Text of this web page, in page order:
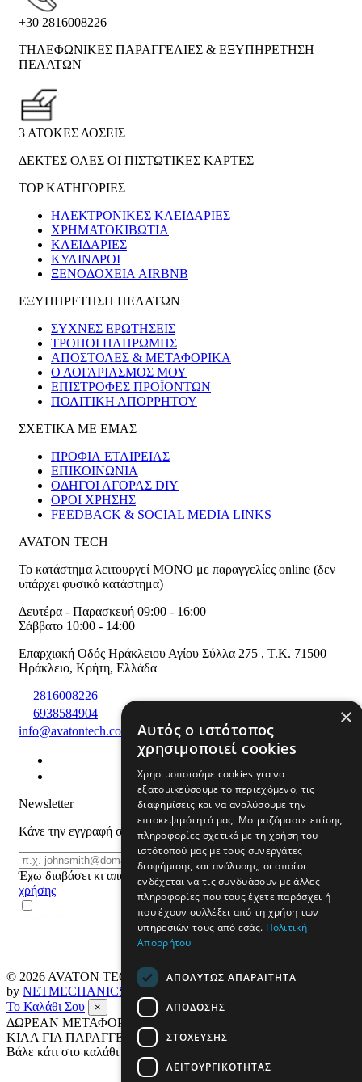
+30 2816008226
ΤΗΛΕΦΩΝΙΚΕΣ ΠΑΡΑΓΓΕΛΙΕΣ & ΕΞΥΠΗΡΕΤΗΣΗ
ΠΕΛΑΤΩΝ
3 ΑΤΟΚΕΣ ΔΟΣΕΙΣ
ΔΕΚΤΕΣ ΟΛΕΣ ΟΙ ΠΙΣΤΩΤΙΚΕΣ ΚΑΡΤΕΣ
TOP ΚΑΤΗΓΟΡΙΕΣ
ΗΛΕΚΤΡΟΝΙΚΈΣ ΚΛΕΙΔΑΡΙΈΣ
ΧΡΗΜΑΤΟΚΙΒΏΤΙΑ
ΚΛΕΙΔΑΡΙΈΣ
ΚΎΛΙΝΔΡΟΙ
ΞΕΝΟΔΟΧΕΊΑ AIRBNB
ΕΞΥΠΗΡΕΤΗΣΗ ΠΕΛΑΤΩΝ
ΣΥΧΝΕΣ ΕΡΩΤΗΣΕΙΣ
ΤΡΟΠΟΙ ΠΛΗΡΩΜΗΣ
ΑΠΟΣΤΟΛΕΣ & ΜΕΤΑΦΟΡΙΚΑ
Ο ΛΟΓΑΡΙΑΣΜΟΣ ΜΟΥ
ΕΠΙΣΤΡΟΦΕΣ ΠΡΟΪΟΝΤΩΝ
ΠΟΛΙΤΙΚΗ ΑΠΟΡΡΗΤΟΥ
ΣΧΕΤΙΚΑ ΜΕ ΕΜΑΣ
ΠΡΟΦΙΛ ΕΤΑΙΡΕΙΑΣ
ΕΠΙΚΟΙΝΩΝΙΑ
ΟΔΗΓΟΙ ΑΓΟΡΑΣ DIY
ΟΡΟΙ ΧΡΗΣΗΣ
FEEDBACK & SOCIAL MEDIA LINKS
AVATON TECH
Το κατάστημα λειτουργεί ΜΟΝΟ με παραγγελίες online (δεν
υπάρχει φυσικό κατάστημα)
Δευτέρα - Παρασκευή 09:00 - 16:00
Σάββατο 10:00 - 14:00
Επαρχιακή Οδός Ηράκλειου Αγίου Σύλλα 275 , T.K. 71500
Ηράκλειο, Κρήτη, Ελλάδα
2816008226
6938584904
info@avatontech.com
Newsletter
Κάνε την εγγραφή σου και μάθε για προϊόντα και προσφορές
Email
ΕΓΓΡΑΦΗ
Έχω διαβάσει κι αποδέχομαι τους
χρήσης
© 2026 AVATON TECH All rights reserved Designed & developed
by NETMECHANICS
Το Καλάθι Σου
×
ΔΩΡΕΑΝ ΜΕΤΑΦΟΡΙΚΑ ΣΕ ΟΛΗ ΤΗΝ ΕΛΛΑΔΑ ΕΩΣ 4
ΚΙΛΑ ΓΙΑ ΠΑΡΑΓΓΕΛΙΕΣ ΑΝΩ ΤΩΝ 69€
Βάλε κάτι στο καλάθι σου
×
Αυτός ο ιστότοπος
χρησιμοποιεί cookies
Χρησιμοποιούμε cookies για να
εξατομικεύσουμε το περιεχόμενο, τις
διαφημίσεις και να αναλύσουμε την
επισκεψιμότητά μας. Μοιραζόμαστε επίσης
πληροφορίες σχετικά με τη χρήση του
ιστότοπού μας με τους συνεργάτες
διαφήμισης και ανάλυσης, οι οποίοι
ενδέχεται να τις συνδυάσουν με άλλες
πληροφορίες που τους έχετε παράσχει ή
που έχουν συλλέξει από τη χρήση των
υπηρεσιών τους από εσάς. Πολιτική
Απορρήτου
ΑΠΟΛΎΤΩΣ ΑΠΑΡΑΊΤΗΤΑ
ΑΠΌΔΟΣΗΣ
ΣΤΌΧΕΥΣΗΣ
ΛΕΙΤΟΥΡΓΙΚΌΤΗΤΑΣ